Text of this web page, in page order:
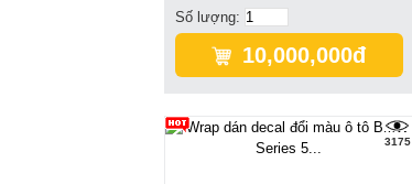
Số lượng:
10,000,000đ
3175